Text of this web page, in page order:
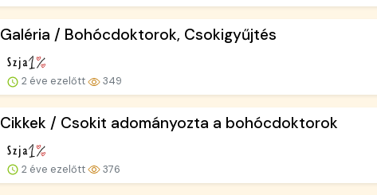
Galéria / Bohócdoktorok, Csokigyűjtés
2 éve ezelőtt 349
Cikkek / Csokit adományozta a bohócdoktorok
2 éve ezelőtt 376